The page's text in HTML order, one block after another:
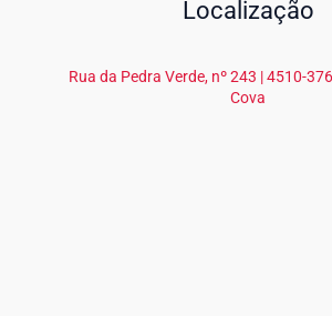
Localização
Rua da Pedra Verde, nº 243 | 4510-
Cova